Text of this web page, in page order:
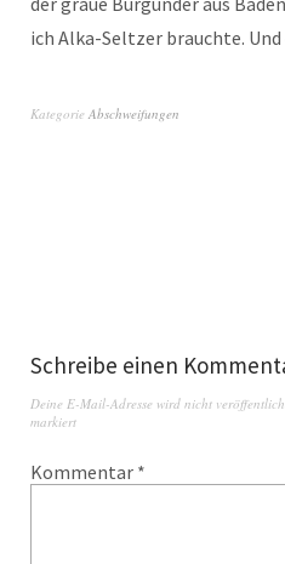
ich Alka-Seltzer brauchte.
Kategorie Abschweifungen
Schreibe einen
Deine E-Mail-Adresse wird nicht
markiert
Kommentar *